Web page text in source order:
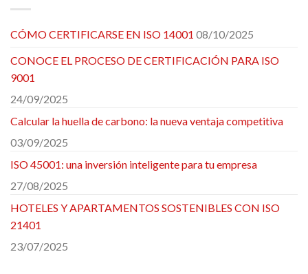
CÓMO CERTIFICARSE EN ISO 14001 08/10/2025
CONOCE EL PROCESO DE CERTIFICACIÓN PARA ISO
9001
24/09/2025
Calcular la huella de carbono: la nueva ventaja competitiva
03/09/2025
ISO 45001: una inversión inteligente para tu empresa
27/08/2025
HOTELES Y APARTAMENTOS SOSTENIBLES CON ISO
21401
23/07/2025